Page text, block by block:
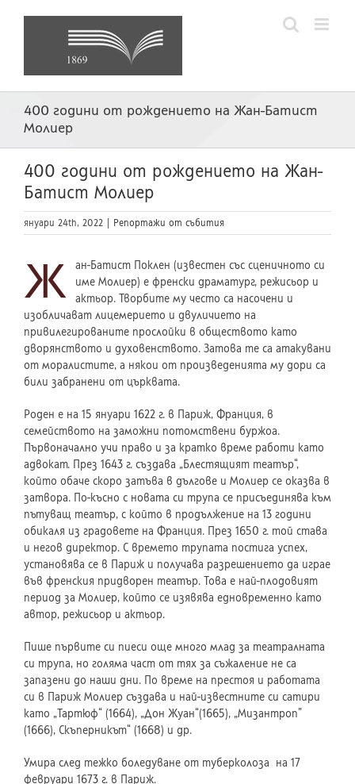
400 години от рождението на Жан-Батист
Молиер
400 години от рождението на Жан-
Батист Молиер
януари 24th, 2022 Репортажи от събития
Ж
ан-Батист Поклен (известен със сценичното си
име Молиер) е френски драматург, режисьор и
актьор. Творбите му често са насочени и
изобличават лицемерието и двуличието на
привилегированите прослойки в обществото като
дворянството и духовенството. Затова те са атакувани
от моралистите, а някои от произведенията му дори са
били забранени от църквата.
Роден е на 15 януари 1622 г. в Париж, Франция, в
семейството на заможни потомствени буржоа.
Първоначално учи право и за кратко време работи като
адвокат. През 1643 г. създава „Блестящият театър“,
който обаче скоро затъва в дългове и Молиер се оказва в
затвора. По-късно с новата си трупа се присъединява към
пътуващ театър, с който в продължение на 13 години
обикаля из градовете на Франция. През 1650 г. той става
и негов директор. С времето трупата постига успех,
установява се в Париж и получава разрешението да играе
във френския придворен театър. Това е най-плодовият
период за Молиер, който се изявява едновременно като
автор, режисьор и актьор.
Пише първите си пиеси още много млад за театралната
си трупа, но голяма част от тях за съжаление не са
запазени до наши дни. По време на престоя и работата
си в Париж Молиер създава и най-известните си сатири
като „Тартюф“ (1664), „Дон Жуан“(1665), „Мизантроп”
(1666), Скъперникът“ (1668) и др.
Умира след тежко боледуване от туберколоза на 17
февруари 1673 г. в Париж.